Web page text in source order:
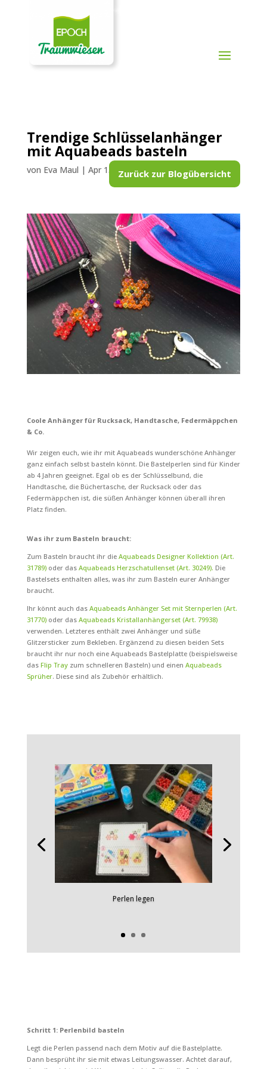
Trendige Schlüsselanhänger
mit Aquabeads basteln
von Eva Maul | Apr 15, 2021|Aquabeads
Zurück zur Blogübersicht
Coole Anhänger für Rucksack, Handtasche, Federmäppchen
& Co.
Wir zeigen euch, wie ihr mit Aquabeads wunderschöne Anhänger
ganz einfach selbst basteln könnt. Die Bastelperlen sind für Kinder
ab 4 Jahren geeignet. Egal ob es der Schlüsselbund, die
Handtasche, die Büchertasche, der Rucksack oder das
Federmäppchen ist, die süßen Anhänger können überall ihren
Platz finden.
Was ihr zum Basteln braucht:
Zum Basteln braucht ihr die Aquabeads Designer Kollektion (Art.
31789)oder das Aquabeads Herzschatullenset (Art. 30249). Die
Bastelsets enthalten alles, was ihr zum Basteln eurer Anhänger
braucht.
Ihr könnt auch das Aquabeads Anhänger Set mit Sternperlen (Art.
31770)oder das Aquabeads Kristallanhängerset (Art. 79938)
verwenden. Letzteres enthält zwei Anhänger und süße
Glitzersticker zum Bekleben. Ergänzend zu diesen beiden Sets
braucht ihr nur noch eine Aquabeads Bastelplatte (beispielsweise
das Flip Trayzum schnelleren Basteln) und einen Aquabeads
Sprüher. Diese sind als Zubehör erhältlich.
Perlen legen
Schritt 1: Perlenbild basteln
Legt die Perlen passend nach dem Motiv auf die Bastelplatte.
Dann besprüht ihr sie mit etwas Leitungswasser. Achtet darauf,